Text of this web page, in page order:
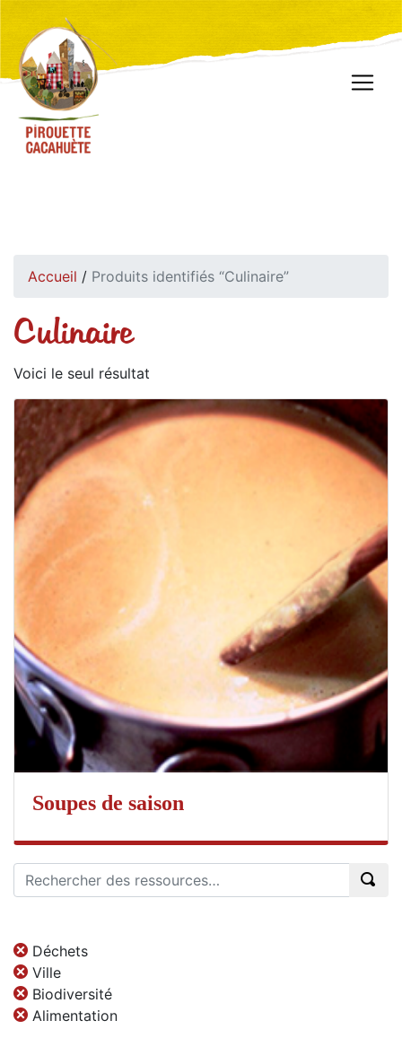
Accueil / Produits identifiés “Culinaire”
Culinaire
Voici le seul résultat
Soupes de saison
Déchets
Ville
Biodiversité
Alimentation